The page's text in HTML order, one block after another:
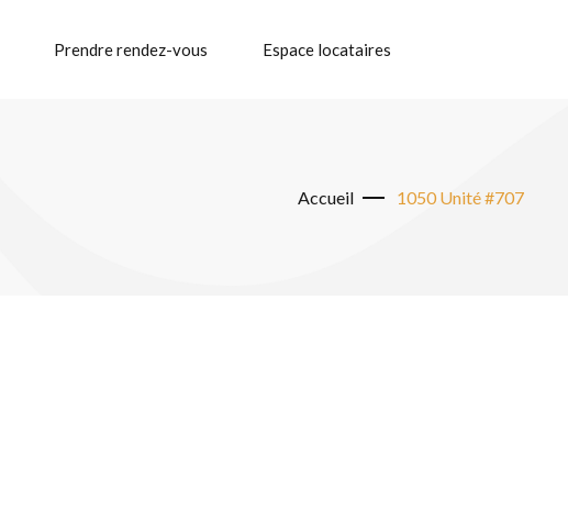
Prendre rendez-vous Espace locataires
Accueil 1050 Unité #707